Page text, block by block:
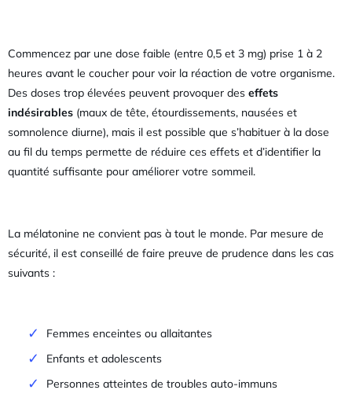
Commencez par une dose faible (entre 0,5 et 3 mg) prise 1 à 2
heures avant le coucher pour voir la réaction de votre organisme.
Des doses trop élevées peuvent provoquer des effets
indésirables (maux de tête, étourdissements, nausées et
somnolence diurne), mais il est possible que s’habituer à la dose
au fil du temps permette de réduire ces effets et d’identifier la
quantité suffisante pour améliorer votre sommeil.
La mélatonine ne convient pas à tout le monde. Par mesure de
sécurité, il est conseillé de faire preuve de prudence dans les cas
suivants :
Femmes enceintes ou allaitantes
Enfants et adolescents
Personnes atteintes de troubles auto-immuns